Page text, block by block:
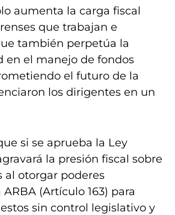
aumenta la carga fiscal
que trabajan e
también perpetúa la
en el manejo de fondos
el futuro de la
los dirigentes en un
si se aprueba la Ley
la presión fiscal sobre
al otorgar poderes
(Artículo 163) para
sin control legislativo y